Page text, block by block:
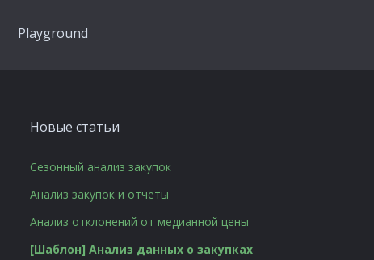
Playground
Новые статьи
Сезонный анализ закупок
Анализ закупок и отчеты
Анализ отклонений от медианной цены
[Шаблон] Анализ данных о закупках